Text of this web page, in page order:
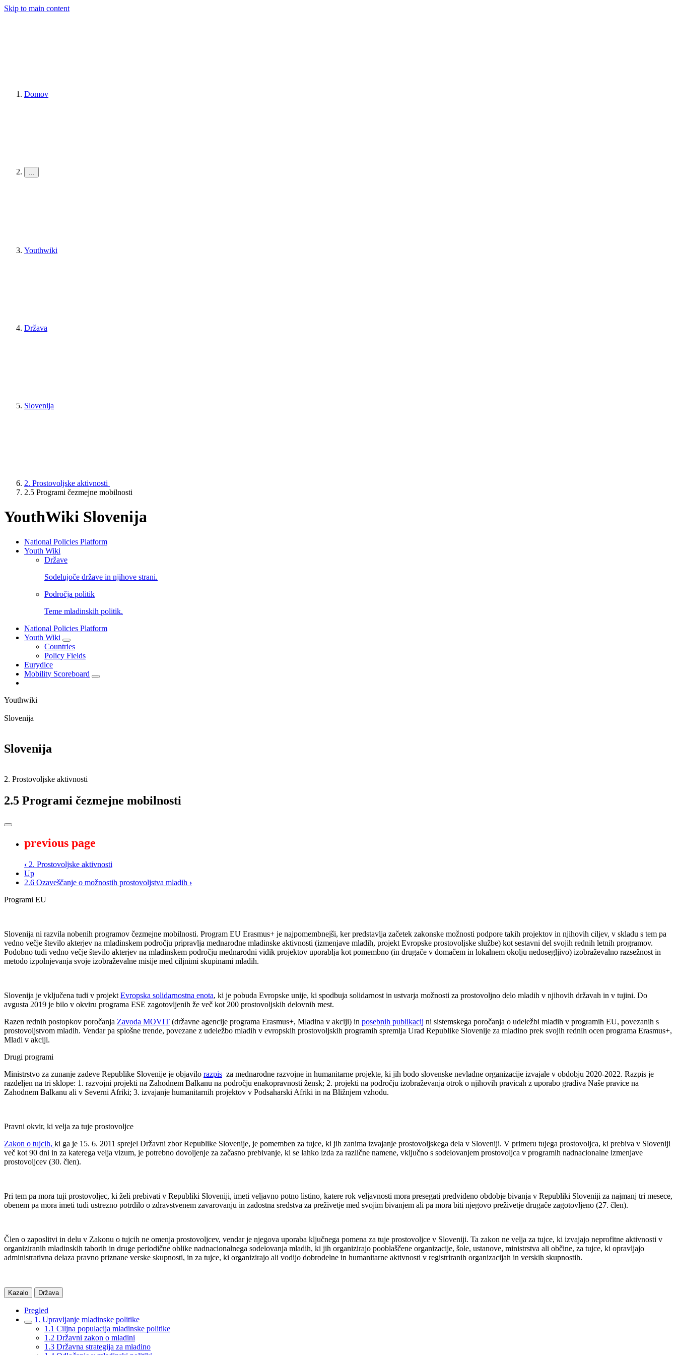
Skip to main content
Domov
…
Youthwiki
Država
Slovenija
2. Prostovoljske aktivnosti
2.5 Programi čezmejne mobilnosti
YouthWiki Slovenija
NPP
National Policies Platform
Youth Wiki
Države
Sodelujoče države in njihove strani.
Področja politik
Teme mladinskih politik.
National Policies Platform
Youth Wiki
Countries
Policy Fields
Eurydice
Mobility Scoreboard
Youthwiki
Slovenija
Slovenija
2. Prostovoljske aktivnosti
2.5 Programi čezmejne mobilnosti
previous page
‹ 2. Prostovoljske aktivnosti
Up
2.6 Ozaveščanje o možnostih prostovoljstva mladih ›
Programi EU
Slovenija ni razvila nobenih programov čezmejne mobilnosti. Program EU Erasmus+ je najpomembnejši, ker predstavlja začetek zakonske možnosti podpore takih projektov in njihovih ciljev, v skladu s tem pa
vedno večje število akterjev na mladinskem področju pripravlja mednarodne mladinske aktivnosti (izmenjave mladih, projekt Evropske prostovoljske službe) kot sestavni del svojih rednih letnih programov.
Podobno tudi vedno večje število akterjev na mladinskem področju mednarodni vidik projektov uporablja kot pomembno (in drugače v domačem in lokalnem okolju nedosegljivo) izobraževalno razsežnost in
metodo izpolnjevanja svoje izobraževalne misije med ciljnimi skupinami mladih.
Slovenija je vključena tudi v projekt Evropska solidarnostna enota, ki je pobuda Evropske unije, ki spodbuja solidarnost in ustvarja možnosti za prostovoljno delo mladih v njihovih državah in v tujini. Do
avgusta 2019 je bilo v okviru programa ESE zagotovljenih že več kot 200 prostovoljskih delovnih mest.
Razen rednih postopkov poročanja Zavoda MOVIT (državne agencije programa Erasmus+, Mladina v akciji) in posebnih publikacij ni sistemskega poročanja o udeležbi mladih v programih EU, povezanih s
prostovoljstvom mladih. Vendar pa splošne trende, povezane z udeležbo mladih v evropskih prostovoljskih programih spremlja Urad Republike Slovenije za mladino prek svojih rednih ocen programa Erasmus+,
Mladi v akciji.
Drugi programi
Ministrstvo za zunanje zadeve Republike Slovenije je objavilo razpis za mednarodne razvojne in humanitarne projekte, ki jih bodo slovenske nevladne organizacije izvajale v obdobju 2020-2022. Razpis je
razdeljen na tri sklope: 1. razvojni projekti na Zahodnem Balkanu na področju enakopravnosti žensk; 2. projekti na področju izobraževanja otrok o njihovih pravicah z uporabo gradiva Naše pravice na
Zahodnem Balkanu ali v Severni Afriki; 3. izvajanje humanitarnih projektov v Podsaharski Afriki in na Bližnjem vzhodu.
Pravni okvir, ki velja za tuje prostovoljce
Zakon o tujcih, ki ga je 15. 6. 2011 sprejel Državni zbor Republike Slovenije, je pomemben za tujce, ki jih zanima izvajanje prostovoljskega dela v Sloveniji. V primeru tujega prostovoljca, ki prebiva v Sloveniji
več kot 90 dni in za katerega velja vizum, je potrebno dovoljenje za začasno prebivanje, ki se lahko izda za različne namene, vključno s sodelovanjem prostovoljca v programih nadnacionalne izmenjave
prostovoljcev (30. člen).
Pri tem pa mora tuji prostovoljec, ki želi prebivati v Republiki Sloveniji, imeti veljavno potno listino, katere rok veljavnosti mora presegati predvideno obdobje bivanja v Republiki Sloveniji za najmanj tri mesece,
obenem pa mora imeti tudi ustrezno potrdilo o zdravstvenem zavarovanju in zadostna sredstva za preživetje med svojim bivanjem ali pa mora biti njegovo preživetje drugače zagotovljeno (27. člen).
Člen o zaposlitvi in delu v Zakonu o tujcih ne omenja prostovoljcev, vendar je njegova uporaba ključnega pomena za tuje prostovoljce v Sloveniji. Ta zakon ne velja za tujce, ki izvajajo neprofitne aktivnosti v
organiziranih mladinskih taborih in druge periodične oblike nadnacionalnega sodelovanja mladih, ki jih organizirajo pooblaščene organizacije, šole, ustanove, ministrstva ali občine, za tujce, ki opravljajo
administrativna delaza pravno priznane verske skupnosti, in za tujce, ki organizirajo ali vodijo dobrodelne in humanitarne aktivnosti v registriranih organizacijah in verskih skupnostih.
Kazalo Država
Pregled
1. Upravljanje mladinske politike
1.1 Ciljna populacija mladinske politike
1.2 Državni zakon o mladini
1.3 Državna strategija za mladino